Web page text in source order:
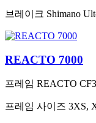
브레이크 Shimano
REACTO 7000
프레임 REACTO
프레임 사이즈 3XS,